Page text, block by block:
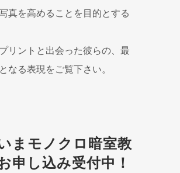
真を高めることを目的とする
リントと出会った彼らの、最
なる表現をご覧下さい。
まモノクロ暗室教
申し込み受付中！